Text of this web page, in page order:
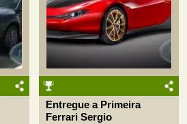
Entregue a Primeira
Ferrari Sergio